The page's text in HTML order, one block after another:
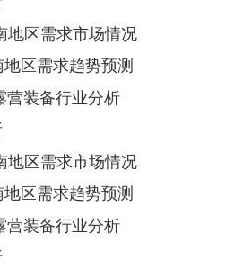
区需求市场情况
区需求趋势预测
营装备行业分析
区需求市场情况
区需求趋势预测
营装备行业分析